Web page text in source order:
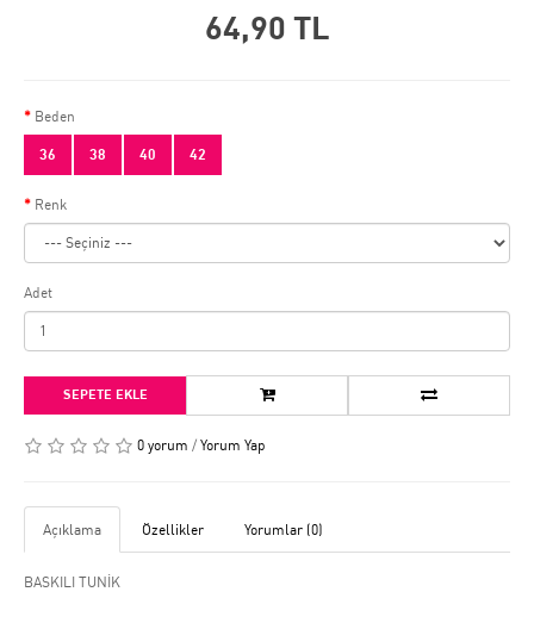
64,90 TL
Beden
36 38 40 42
Renk
Adet
SEPETE EKLE
0 yorum / Yorum Yap
Açıklama Özellikler Yorumlar (0)
BASKILI TUNİK